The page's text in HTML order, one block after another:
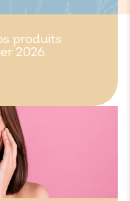
produits
2026.